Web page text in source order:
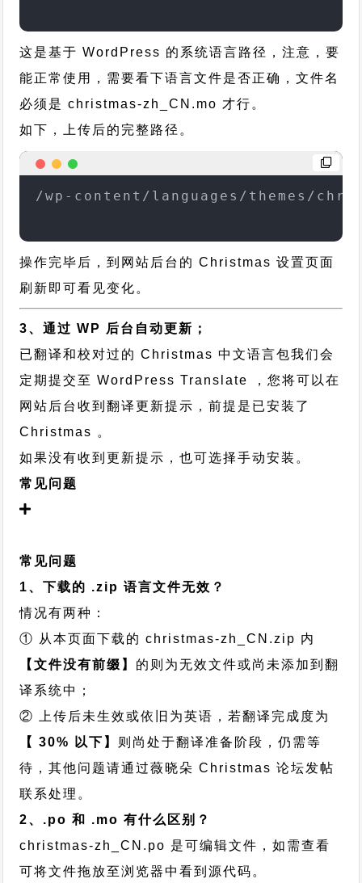
这是基于 WordPress 的系统语言路径，注意，要
能正常使用，需要看下语言文件是否正确，文件名
必须是 christmas-zh_CN.mo 才行。
如下，上传后的完整路径。
/wp-content/languages/themes/
操作完毕后，到网站后台的 Christmas 设置页面
刷新即可看见变化。
3、通过 WP 后台自动更新；
已翻译和校对过的 Christmas 中文语言包我们会
定期提交至 WordPress Translate ，您将可以在
网站后台收到翻译更新提示，前提是已安装了
Christmas 。
如果没有收到更新提示，也可选择手动安装。
常见问题
常见问题
1、下载的 .zip 语言文件无效？
情况有两种：
① 从本页面下载的 christmas-zh_CN.zip 内
【文件没有前缀】 的则为无效文件或尚未添加到翻
译系统中；
② 上传后未生效或依旧为英语，若翻译完成度为
【 30% 以下】 则尚处于翻译准备阶段，仍需等
待，其他问题请通过薇晓朵 Christmas 论坛发帖
联系处理。
2、.po 和 .mo 有什么区别？
christmas-zh_CN.po 是可编辑文件，如需查看
可将文件拖放至浏览器中看到源代码。